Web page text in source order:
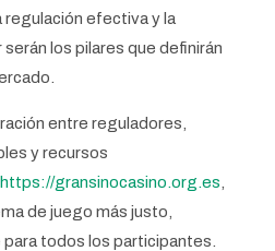
regulación efectiva y la
los pilares que definirán
entre reguladores,
y recursos
https://gransinocasino.org.es
de juego más justo,
todos los participantes.